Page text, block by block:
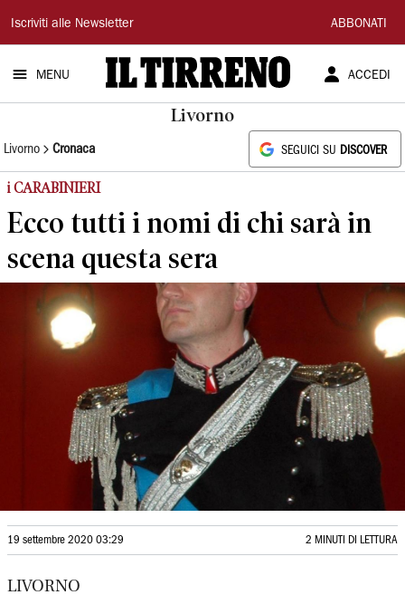
Il
Tirreno
Iscriviti alle Newsletter ABBONATI
MENU ACCEDI
Livorno
Livorno Cronaca SEGUICI SU DISCOVER
i CARABINIERI
Ecco tutti i nomi di chi sarà in
scena questa sera
19 settembre 2020 03:29 2 MINUTI DI LETTURA
LIVORNO